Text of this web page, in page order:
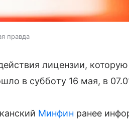
правда
лицензии, которую
в субботу 16 мая, в
Минфин ранее